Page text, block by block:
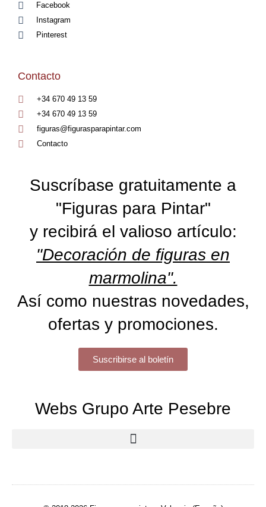
Facebook
Instagram
Pinterest
Contacto
+34 670 49 13 59
+34 670 49 13 59
figuras@figurasparapintar.com
Contacto
Suscríbase gratuitamente a
"Figuras para Pintar"
y recibirá el valioso artículo:
"Decoración de figuras en
marmolina".
Así como nuestras novedades,
ofertas y promociones.
Suscribirse al boletín
Webs Grupo Arte Pesebre